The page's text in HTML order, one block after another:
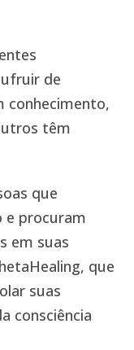
de
conhecimento,
têm
que
e procuram
em suas
que
suas
consciência